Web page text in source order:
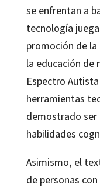
se enfrentan a
tecnología
promoción de la
la educación de
Espectro
herramientas
demostrado
habilidades
Asimismo, el
de personas